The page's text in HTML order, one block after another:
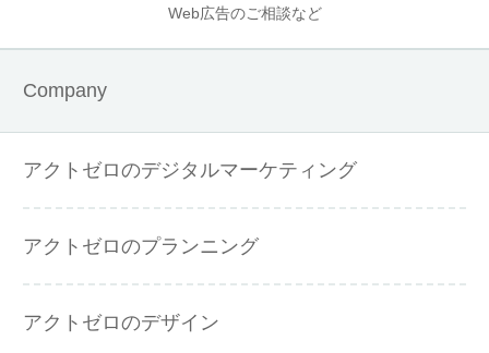
Web広告のご相談など
Company
アクトゼロのデジタルマーケティング
アクトゼロのプランニング
アクトゼロのデザイン